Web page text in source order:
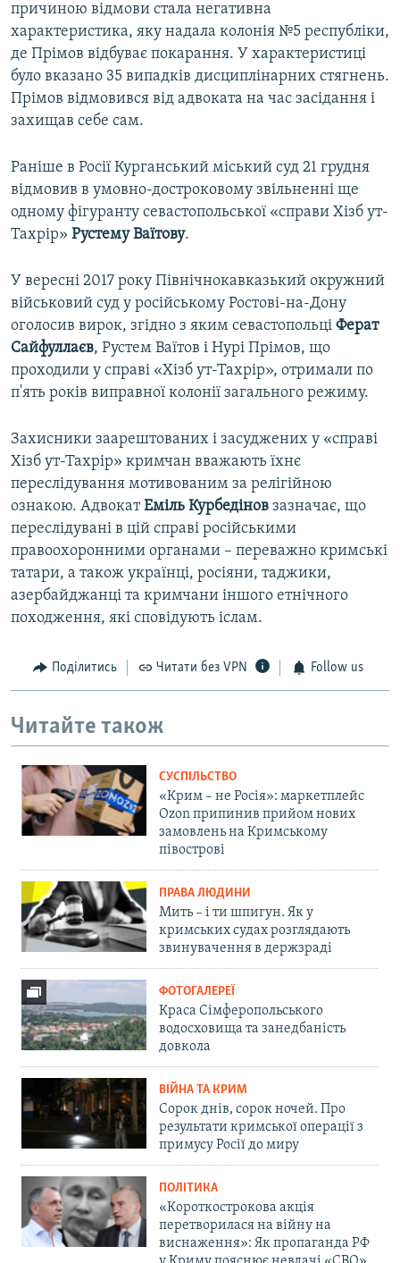
причиною відмови стала негативна
характеристика, яку надала колонія №5 республіки,
де Прімов відбуває покарання. У характеристиці
було вказано 35 випадків дисциплінарних стягнень.
Прімов відмовився від адвоката на час засідання і
захищав себе сам.
Раніше в Росії Курганський міський суд 21 грудня
відмовив в умовно-достроковому звільненні ще
одному фігуранту севастопольської «справи Хізб ут-
Тахрір» Рустему Ваїтову.
У вересні 2017 року Північнокавказький окружний
військовий суд у російському Ростові-на-Дону
оголосив вирок, згідно з яким севастопольці Ферат
Сайфуллаєв, Рустем Ваїтов і Нурі Прімов, що
проходили у справі «Хізб ут-Тахрір», отримали по
п'ять років виправної колонії загального режиму.
Захисники заарештованих і засуджених у «справі
Хізб ут-Тахрір» кримчан вважають їхнє
переслідування мотивованим за релігійною
ознакою. АдвокатЕміль Курбедінов зазначає, що
переслідувані в цій справі російськими
правоохоронними органами – переважно кримські
татари, а також українці, росіяни, таджики,
азербайджанці та кримчани іншого етнічного
походження, які сповідують іслам.
Поділитись Читати без VPN Follow us
Читайте також
СУСПІЛЬСТВО
«Крим – не Росія»: маркетплейс
Ozon припинив прийом нових
замовлень на Кримському
півострові
ПРАВА ЛЮДИНИ
Мить – і ти шпигун. Як у
кримських судах розглядають
звинувачення в держзраді
ФОТОГАЛЕРЕЇ
Краса Сімферопольського
водосховища та занедбаність
довкола
ВІЙНА ТА КРИМ
Сорок днів, сорок ночей. Про
результати кримської операції з
примусу Росії до миру
ПОЛІТИКА
«Короткострокова акція
перетворилася на війну на
виснаження»: Як пропаганда РФ